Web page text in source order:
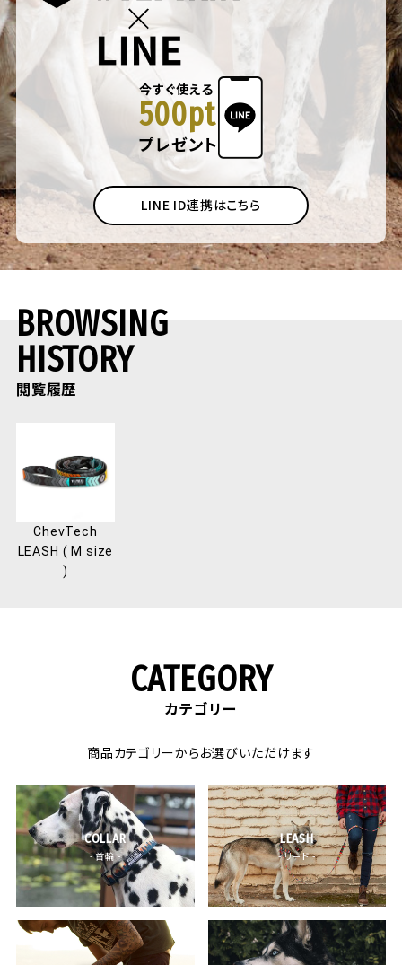
今すぐ使える
500pt
プレゼント
LINE ID連携はこちら
BROWSING
HISTORY
閲覧履歴
ChevTech
LEASH ( M size
)
CATEGORY
カテゴリー
商品カテゴリーからお選びいただけます
COLLAR
- 首輪 -
LEASH
- リード -